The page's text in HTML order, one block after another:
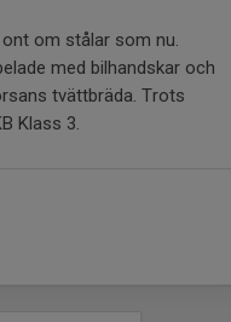
om stålar som nu.
med bilhandskar och
tvättbräda. Trots
Klass 3.